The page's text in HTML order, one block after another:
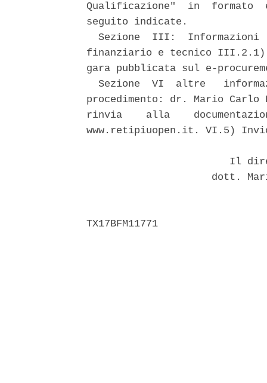
Qualificazione"  in  formato
seguito indicate.
Sezione  III:  Informazioni
finanziario e tecnico III.2.1)
gara pubblicata sul e-
Sezione  VI  altre
procedimento: dr. Mario
rinvia    alla
www.retipiuopen.it. VI.5)
Il
dott.